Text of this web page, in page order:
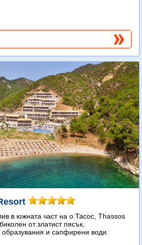
в южната част на о.Тасос, Thassos
от златист пясък,
образувания и сапфирени води.